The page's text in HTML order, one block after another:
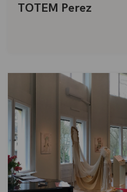
TOTEM Perez